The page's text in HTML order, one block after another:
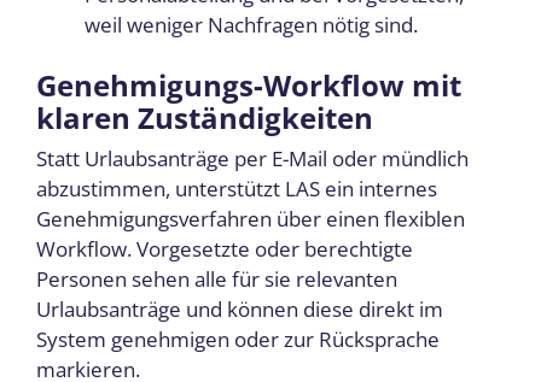
weil weniger Nachfragen nötig sind.
Genehmigungs-Workflow mit
klaren Zuständigkeiten
Statt Urlaubsanträge per E-Mail oder mündlich
abzustimmen, unterstützt LAS ein internes
Genehmigungsverfahren über einen flexiblen
Workflow. Vorgesetzte oder berechtigte
Personen sehen alle für sie relevanten
Urlaubsanträge und können diese direkt im
System genehmigen oder zur Rücksprache
markieren.